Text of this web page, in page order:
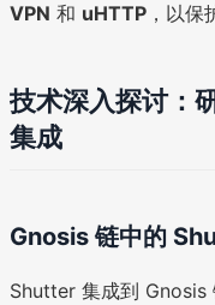
VPN 和 uHTTP ，以保
技术深入探讨：
集成
Gnosis 链中的
Shutter 集成到 Gnosis